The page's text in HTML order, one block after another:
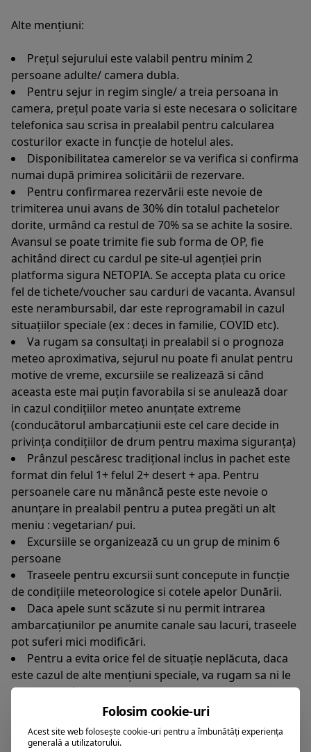
Alte mențiuni:
Prețul sejurului este valabil pentru minim 2
persoane adulte/ camera dubla.
Pentru sejur in regim single/ a treia persoana in
camera, prețul poate varia si este necesara o solicitare
telefonica sau scrisa in prealabil pentru calcularea
costurilor exacte in funcție de hotelul ales.
Disponibilitatea camerelor se va verifica si confirma
numai după primirea solicitării de rezervare.
Pentru confirmarea rezervării este nevoie de
trimiterea unui avans de 30% din totalul pachetelor
dorite, urmând ca restul de 70% sa se achite la sosire.
Avansul se poate trimite fie sub forma de OP, fie
achitând direct cu cardul pe site-ul agenției prin
platforma sigura NETOPIA. Se accepta plata cu orice
fel de tichete/voucher sau carduri de vacanta. Avansul
este nerambursabil, dar este reprogramabil in cazul
situațiilor speciale (ex : deces in familie, COVID etc).
Va rugam sa consultați in prealabil si o prognoza
meteo aproximativa, sejurul nu poate fi anulat pentru
motive de vreme, excursiile se realizează si când
aceasta este mai puțin favorabila si se anulează doar
in cazul condițiilor meteo anunțate extreme
(conducătorul ambarcațiunii este cel care decide in
privința condițiilor de drum pentru maxima siguranța)
Prânzul pescăresc tradițional inclus in pachet este
format din felul 1+ felul 2+ desert + apa. Pentru
persoanele care nu mănâncă peste este nevoie o
anunțare in prealabil pentru a putea pregăti un alt
meniu : vegetarian/ pui.
Excursiile se organizează cu un grup de minim 6
persoane
Traseele pentru excursii sunt concepute in funcție
de condițiile meteorologice si cotele apelor Dunării.
Daca apele sunt scăzute si nu permit intrarea
ambarcațiunilor pe anumite canale sau lacuri, traseele
pot suferi mici modificări.
Pentru a evita orice fel de situație neplăcuta, daca
este cazul de alte mențiuni speciale, va rugam sa ni le
comunicați încă de la rezervare
Pentru alte sejururi si excursii personalizate, va
rugam solicitați ofertele noastre apăsând butonul
REZERVA ACUM, trimițând un email
Folosim cookie-uri
Acest site web folosește cookie-uri pentru a îmbunătăți experiența
generală a utilizatorului.